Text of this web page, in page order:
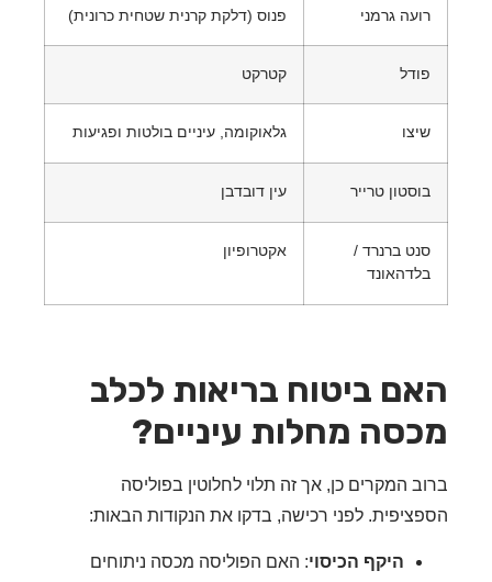
גרמני פנוס (דלקת קרנית שטחית כרונית)
גלאוקומה, עיניים בולטות ופגיעות
טרייר עין דובדבן
ברנרד /
ביטוח בריאות לכלב
מחלות עיניים?
המקרים כן, אך זה תלוי לחלוטין בפוליסה
לפני רכישה, בדקו את הנקודות הבאות:
היקף הכיסוי: האם הפוליסה מכסה ניתוחים